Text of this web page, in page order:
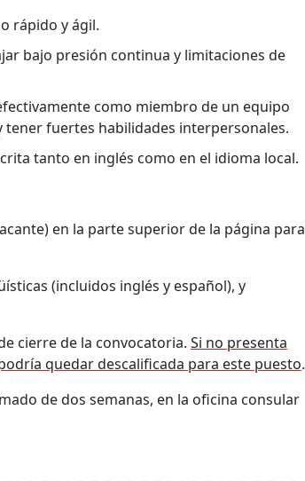
rápido y ágil.
bajo presión continua y limitaciones de
como miembro de un equipo
fuertes habilidades interpersonales.
tanto en inglés como en el idioma local.
en la parte superior de la página para
(incluidos inglés y español), y
cierre de la convocatoria. Si no presenta
quedar descalificada para este puesto.
de dos semanas, en la oficina consular